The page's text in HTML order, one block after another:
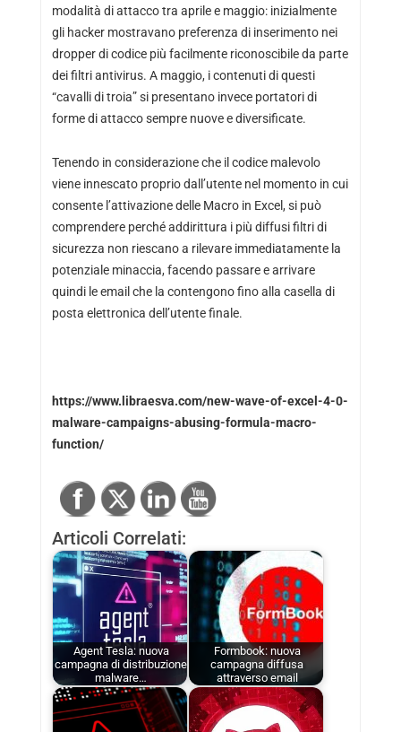
modalità di attacco tra aprile e maggio: inizialmente
gli hacker mostravano preferenza di inserimento nei
dropper di codice più facilmente riconoscibile da parte
dei filtri antivirus. A maggio, i contenuti di questi
“cavalli di troia” si presentano invece portatori di
forme di attacco sempre nuove e diversificate.
Tenendo in considerazione che il codice malevolo
viene innescato proprio dall’utente nel momento in cui
consente l’attivazione delle Macro in Excel, si può
comprendere perché addirittura i più diffusi filtri di
sicurezza non riescano a rilevare immediatamente la
potenziale minaccia, facendo passare e arrivare
quindi le email che la contengono fino alla casella di
posta elettronica dell’utente finale.
https://www.libraesva.com/new-wave-of-excel-4-0-
malware-campaigns-abusing-formula-macro-
function/
Articoli Correlati:
Agent Tesla: nuova
campagna di distribuzione
malware…
Formbook: nuova
campagna diffusa
attraverso email